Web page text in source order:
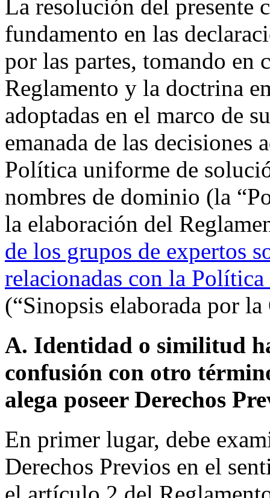
La resolución del presente
fundamento en las
por las partes, tomando en
Reglamento y la doctrina
adoptadas en el marco de
emanada de las decisiones
Política uniforme de
nombres de dominio (la
la elaboración del
de los grupos de expertos
relacionadas con la
(“Sinopsis elaborada por
A. Identidad o similitud
confusión con otro
alega poseer Derechos
En primer lugar, debe
Derechos Previos en el